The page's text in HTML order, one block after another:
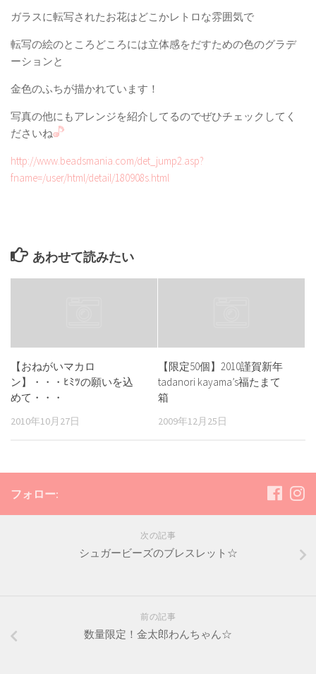
ガラスに転写されたお花はどこかレトロな雰囲気で
転写の絵のところどころには立体感をだすための色のグラデ
ーションと
金色のふちが描かれています！
写真の他にもアレンジを紹介してるのでぜひチェックしてく
ださいね
http://www.beadsmania.com/det_jump2.asp?
fname=/user/html/detail/180908s.html
あわせて読みたい
【おねがいマカロ
ン】・・・ﾋﾐﾂの願いを込
めて・・・
2010年10月27日
【限定50個】2010謹賀新年
tadanori kayama’s福たまて
箱
2009年12月25日
フォロー:
次の記事
シュガービーズのブレスレット☆
前の記事
数量限定！金太郎わんちゃん☆